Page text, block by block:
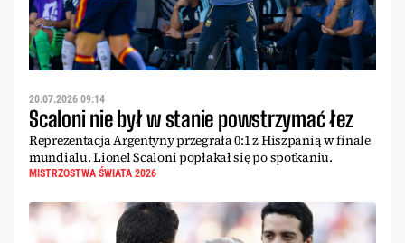
20.07.2026 09:14
Scaloni nie był w stanie powstrzymać łez
Reprezentacja Argentyny przegrała 0:1 z Hiszpanią w finale
mundialu. Lionel Scaloni popłakał się po spotkaniu.
MISTRZOSTWA ŚWIATA 2026